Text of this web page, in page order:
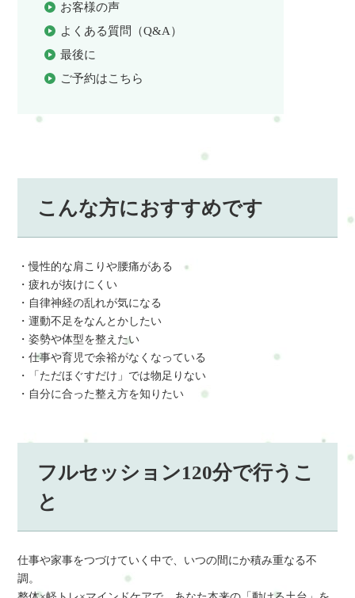
お客様の声
よくある質問（Q&A）
最後に
ご予約はこちら
こんな方におすすめです
・慢性的な肩こりや腰痛がある
・疲れが抜けにくい
・自律神経の乱れが気になる
・運動不足をなんとかしたい
・姿勢や体型を整えたい
・仕事や育児で余裕がなくなっている
・「ただほぐすだけ」では物足りない
・自分に合った整え方を知りたい
フルセッション120分で行うこ
と
仕事や家事をつづけていく中で、いつの間にか積み重なる不
調。